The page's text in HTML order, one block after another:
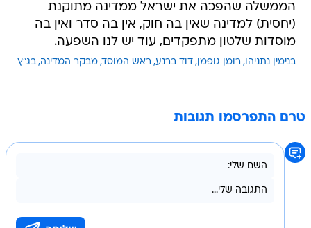
הממשלה שהפכה את ישראל ממדינה מתוקנת
(יחסית) למדינה שאין בה חוק, אין בה סדר ואין בה
מוסדות שלטון מתפקדים, עוד יש לנו השפעה.
בנימין נתניהו רומן גופמן דוד ברנע ראש המוסד מבקר המדינה בג"ץ
טרם התפרסמו תגובות